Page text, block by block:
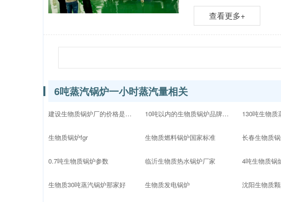
查看更多+
6吨蒸汽锅炉一小时蒸汽量相关
建设生物质锅炉厂的价格是多少
生物质锅炉fgr
0.7吨生物质锅炉参数
生物质30吨蒸汽锅炉那家好
10吨以内的生物质锅炉品牌十大排名
生物质燃料锅炉国家标准
临沂生物质热水锅炉厂家
生物质发电锅炉
130吨生物质
长春生物质
4吨生物质锅
沈阳生物质